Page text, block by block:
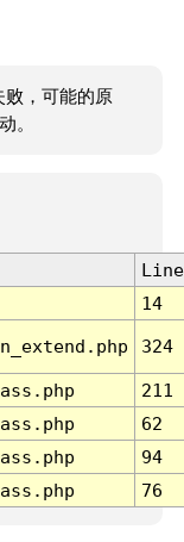
败，可能的原
。
Line
14
324
211
62
94
76